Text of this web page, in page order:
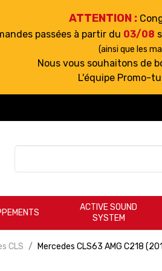
ATTENTION :
passées à partir du 03/08
(ainsi que les
Nous vous souhaitons de
L'équipe Promo-
ACTIVE SOUND
SYSTEM
CLS Mercedes CLS63 AMG C218